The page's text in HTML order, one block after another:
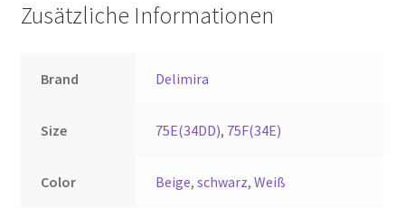
Zusätzliche Informationen
Brand Delimira
Size 75E(34DD), 75F(34E)
Color Beige,schwarz,Weiß